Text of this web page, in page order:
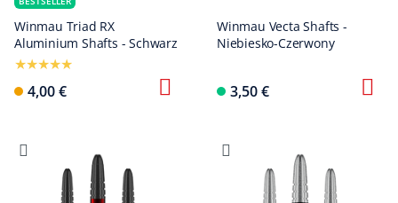
Winmau Triad RX
Aluminium Shafts - Schwarz
4,00 €
Winmau Vecta Shafts -
Niebiesko-Czerwony
3,50 €